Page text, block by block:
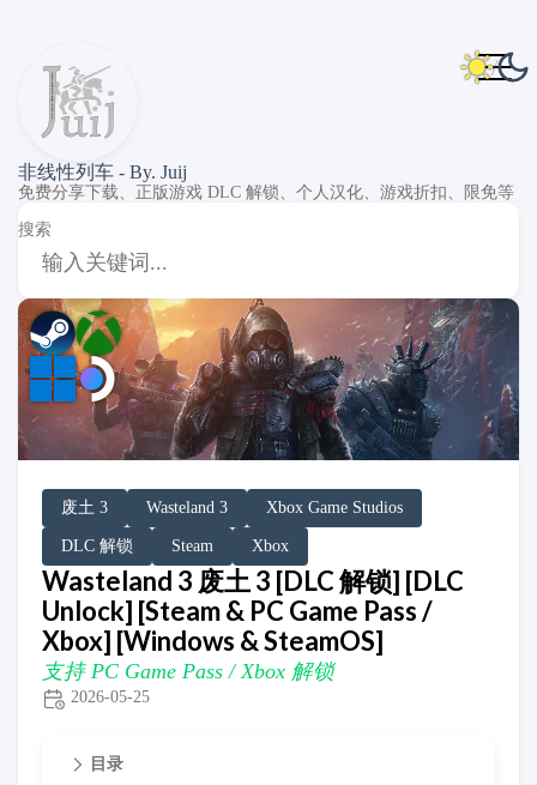
非线性列车 - By. Juij
免费分享下载、正版游戏 DLC 解锁、个人汉化、游戏折扣、限免等
搜索
废土 3 Wasteland 3 Xbox Game Studios
DLC 解锁
DLC Unlock
DLC 补丁
DLC Patch
Steam
PC Game Pass
XGP
Xbox
Windows
SteamOS
Wasteland 3 废土 3 [DLC 解锁] [DLC
Unlock] [Steam & PC Game Pass /
Xbox] [Windows & SteamOS]
支持 PC Game Pass / Xbox 解锁
2026-05-25
目录